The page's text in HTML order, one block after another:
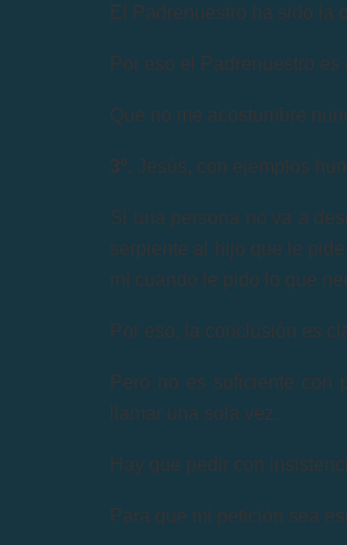
El Padrenuestro ha sido la
Por eso el Padrenuestro
Que no me acostumbre
3º. Jesús, con ejemplos
Si una persona no va a
serpiente al hijo que le
mí cuando le pido lo que
Por eso, la conclusión es
Pero no es suficiente con
llamar una sola vez.
Hay que pedir con
Para que mi petición sea